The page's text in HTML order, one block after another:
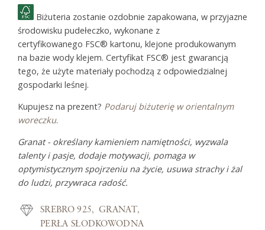
Biżuteria zostanie ozdobnie zapakowana, w przyjazne
środowisku pudełeczko, wykonane z
certyfikowanego FSC® kartonu, klejone produkowanym
na bazie wody klejem. Certyfikat FSC® jest gwarancją
tego, że użyte materiały pochodzą z odpowiedzialnej
gospodarki leśnej.
Kupujesz na prezent? Podaruj biżuterię w orientalnym
woreczku.
Granat - określany kamieniem namiętności, wyzwala
talenty i pasje, dodaje motywacji, pomaga w
optymistycznym spojrzeniu na życie, usuwa strachy i żal
do ludzi, przywraca radość.
SREBRO 925
GRANAT
PERŁA SŁODKOWODNA